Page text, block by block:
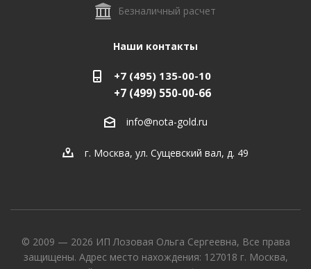
Безналичный расчет
Наши контакты
+7 (495) 135-00-10
+7 (499) 550-00-66
info@nota-gold.ru
г. Москва, ул. Сущевский вал, д. 49
© 2009 — 2026 ИП Лозовая Ольга Сергеевна, Все права
защищены. Адрес место нахождения: 127018 г. Москва,